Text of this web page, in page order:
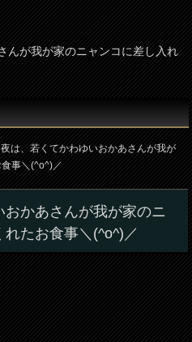
んが我が家のニャンコに差し入れ
は、若くてかわゆいおかあさんが我が
事＼(^o^)／
かあさんが我が家のニ
たお食事＼(^o^)／